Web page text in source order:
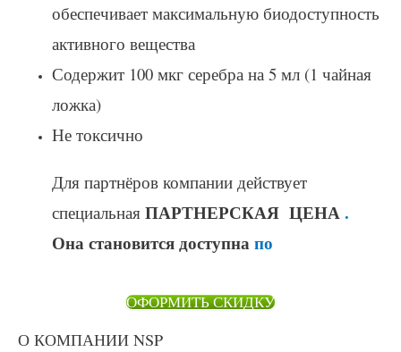
ОФОРМИТЬ СКИДКУ
О КОМПАНИИ NSP
обеспечивает максимальную биодоступность
активного вещества
Содержит 100 мкг серебра на 5 мл (1 чайная
ложка)
Не токсично
Для партнёров компании действует
специальнаяПАРТНЕРСКАЯ ЦЕНА.
Она становится доступнапо